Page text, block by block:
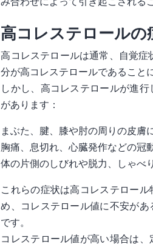
高コレステロールの
高コレステロールは通常、自覚
分が高コレステロールであること
しかし、高コレステロールが進
があります：
まぶた、腱、膝や肘の周りの皮膚
胸痛、息切れ、心臓発作などの冠
体の片側のしびれや脱力、しゃべ
これらの症状は高コレステロー
め、コレステロール値に不安が
です。
コレステロール値が高い場合は